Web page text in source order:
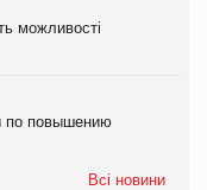
можливості
по повышению
Всі новини